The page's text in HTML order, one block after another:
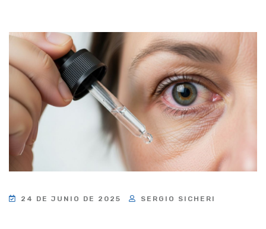
24 DE JUNIO DE 2025 SERGIO SICHERI